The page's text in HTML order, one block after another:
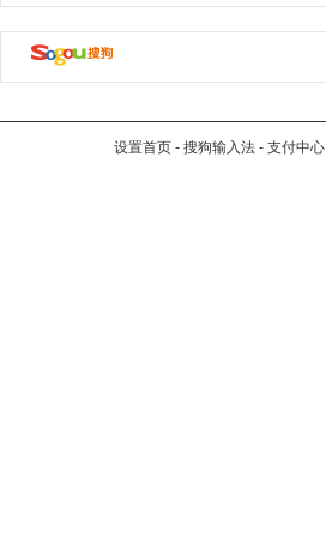
设置首页 - 搜狗输入法 - 支付中心